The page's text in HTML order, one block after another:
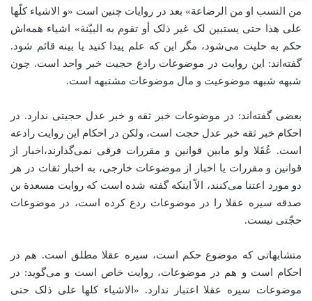
من النسب او من الرضاعة» بعد در روایات چنین است «و الاشیاء کلّها
علی هذا حتی یستبین لک غیر ذلک أو تقوم به البیّنة» اشیاء همه‌اش
حکم به حلیت می‌شود، ‌مگر این که علم پیدا کنید یا بینه قائم شود.
گفته‌اند: این روایت در موضوعات رادع حجیت خبر واحد است. چون
شبهه شبهه موضوعیت و مال موضوعات مشتبهه است.
بعضی گفته‌اند: در موضوعات خبر ثقه و خبر عدل حجیتی ندارد. در
احکام خبر ثقه خبر عدل حجت است، ولکن در احکام این روایت رادعه
است. عُقَلا ولو مابین قوانین و مقررات فرقی نمی‌گذارند،‌اخبار از
قوانین و مقررات یا اخبار از موضوعات خارجی، به اخبار ثقات در هر
دو مورد اعتنا می‌کنند، الاّ اینکه گفته شده است که روایت مسعدة بن
صدقه سیره عقلا را در موضوعات ردع کرده است، در موضوعات
حجّتی نیست.
متشابهاتی که موضوع حکم است، سیره عقلا مطلق است. هم در
احکام است و هم در موضوعات، روایت خاص است و می‌گوید: در
موضوعات سیره عقلا اعتبار ندارد. «الاشیاء کلها علی ذلک حتی